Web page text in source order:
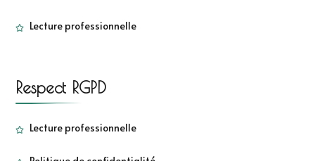
Lecture professionnelle
Respect RGPD
Lecture professionnelle